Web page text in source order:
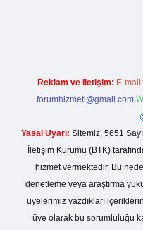
Reklam ve İletişim: E-mail:
forumhizmeti@gmail.com
Yasal Uyarı: Sitemiz, 5651
İletişim Kurumu (BTK)
hizmet vermektedir. Bu
denetleme veya araştırma
üyelerimiz yazdıkları
üye olarak bu sorumluluğu